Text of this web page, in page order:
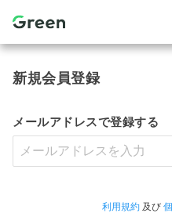
新規会員登録
メールアドレスで登録する
利用規約及び